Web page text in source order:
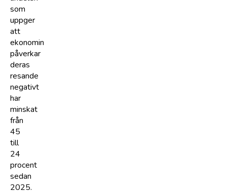
som
uppger
att
ekonomin
påverkar
deras
resande
negativt
har
minskat
från
45
till
24
procent
sedan
2025.